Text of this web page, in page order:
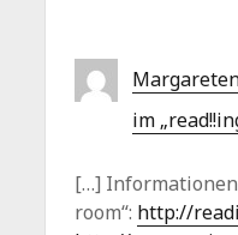
im
[…]
room“: http://